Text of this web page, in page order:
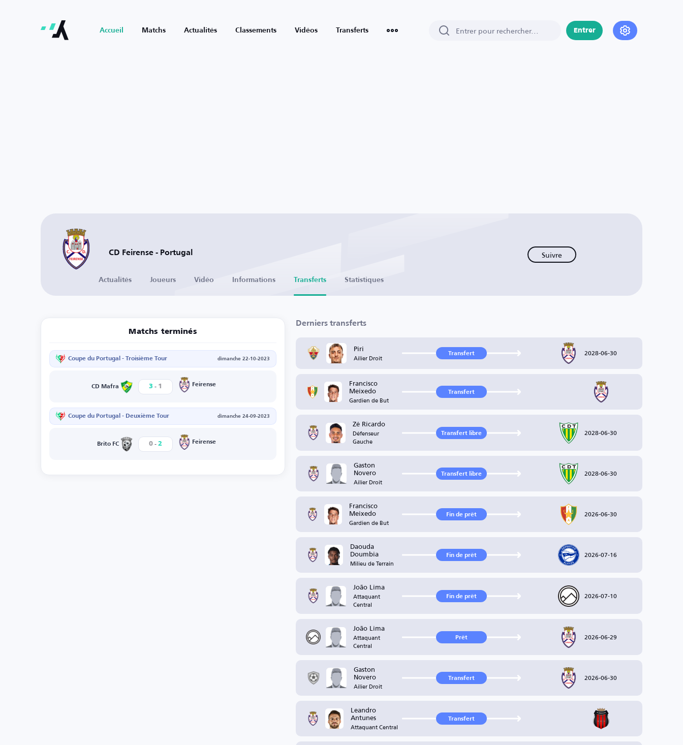
Accueil Matchs Actualités Classements Vidéos Transferts Entrer
CD Feirense - Portugal Suivre
Actualités Joueurs Vidéo Informations Transferts Statistiques
Matchs terminés
Coupe du Portugal - Troisième Tour dimanche 22-10-2023
CD Mafra 3 - 1 Feirense
Coupe du Portugal - Deuxième Tour dimanche 24-09-2023
Brito FC 0 - 2 Feirense
Derniers transferts
Piri
Ailier Droit Transfert 2028-06-30
Francisco
Meixedo
Gardien de But
Transfert
Zé Ricardo
Défenseur
Gauche
Transfert libre 2028-06-30
Gaston
Novero
Ailier Droit
Transfert libre 2028-06-30
Francisco
Meixedo
Gardien de But
Fin de prêt 2026-06-30
Daouda
Doumbia
Milieu de Terrain
Fin de prêt 2026-07-16
João Lima
Attaquant
Central
Fin de prêt 2026-07-10
João Lima
Attaquant
Central
Prêt 2026-06-29
Gaston
Novero
Ailier Droit
Transfert 2026-06-30
Leandro
Antunes
Attaquant Central
Transfert